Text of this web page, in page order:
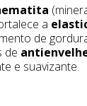
a
de
de
e suavizante.